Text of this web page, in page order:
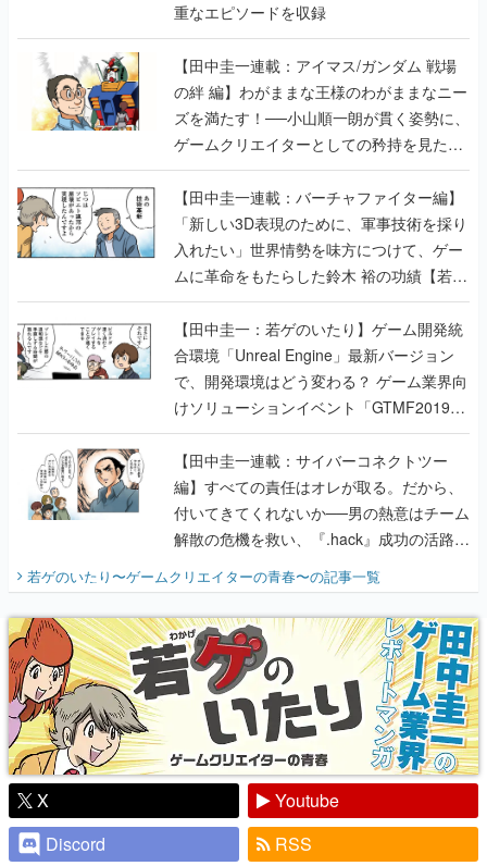
重なエピソードを収録
【田中圭一連載：アイマス/ガンダム 戦場
の絆 編】わがままな王様のわがままなニー
ズを満たす！──小山順一朗が貫く姿勢に、
ゲームクリエイターとしての矜持を見た
【若ゲのいたり最終回】
【田中圭一連載：バーチャファイター編】
「新しい3D表現のために、軍事技術を採り
入れたい」世界情勢を味方につけて、ゲー
ムに革命をもたらした鈴木 裕の功績【若ゲ
のいたり】
【田中圭一：若ゲのいたり】ゲーム開発統
合環境「Unreal Engine」最新バージョン
で、開発環境はどう変わる？ ゲーム業界向
けソリューションイベント「GTMF2019」
に行って、より理解を深めよう【PR】
【田中圭一連載：サイバーコネクトツー
編】すべての責任はオレが取る。だから、
付いてきてくれないか──男の熱意はチーム
解散の危機を救い、『.hack』成功の活路を
開く。業界の快男児・松山 洋に流れる血は
『少年ジャンプ』色だった【若ゲのいた
り】
若ゲのいたり〜ゲームクリエイターの青春〜の記事一覧
X
Youtube
Discord
RSS